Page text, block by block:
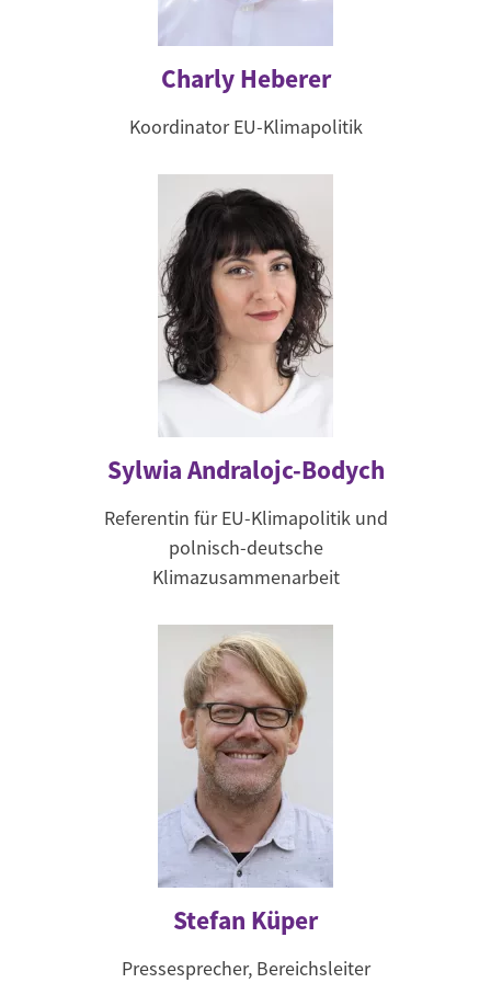
Charly Heberer
Koordinator EU-Klimapolitik
Sylwia Andralojc-Bodych
Referentin für EU-Klimapolitik und
polnisch-deutsche
Klimazusammenarbeit
Stefan Küper
Pressesprecher, Bereichsleiter